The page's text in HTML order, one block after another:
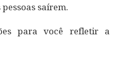
saírem.
para você refletir a